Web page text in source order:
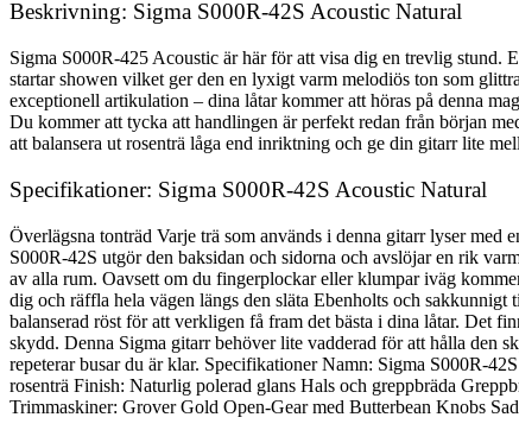
Beskrivning: Sigma S000R-42S Acoustic Natural
Sigma S000R-425 Acoustic är här för att visa dig en trevlig stund.
startar showen vilket ger den en lyxigt varm melodiös ton som
exceptionell artikulation – dina låtar kommer att höras på denna
Du kommer att tycka att handlingen är perfekt redan från början
att balansera ut rosenträ låga end inriktning och ge din gitarr lite
Specifikationer: Sigma S000R-42S Acoustic Natural
Överlägsna tonträd Varje trä som används i denna gitarr lyser med
S000R-42S utgör den baksidan och sidorna och avslöjar en rik
av alla rum. Oavsett om du fingerplockar eller klumpar iväg
dig och räffla hela vägen längs den släta Ebenholts och
balanserad röst för att verkligen få fram det bästa i dina låtar. Det
skydd. Denna Sigma gitarr behöver lite vadderad för att hålla den
repeterar busar du är klar. Specifikationer Namn: Sigma S000R-
rosenträ Finish: Naturlig polerad glans Hals och greppbräda
Trimmaskiner: Grover Gold Open-Gear med Butterbean Knobs